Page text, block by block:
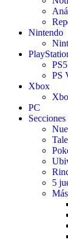
Nintendo
PS5
PS
Xbox
PC
Secciones
5